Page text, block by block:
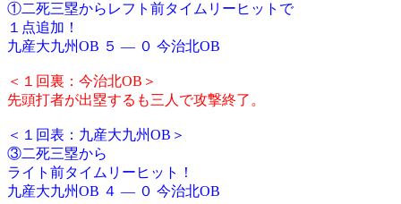
①二死三塁からレフト前タイムリーヒットで
１点追加！
九産大九州OB ５ ― ０ 今治北OB
＜１回裏：今治北OB＞
先頭打者が出塁するも三人で攻撃終了。
＜１回表：九産大九州OB＞
③二死三塁から
ライト前タイムリーヒット！
九産大九州OB ４ ― ０ 今治北OB